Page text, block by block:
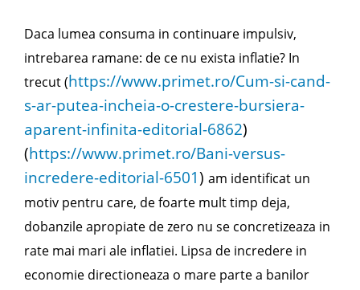
Daca lumea consuma in continuare impulsiv,
intrebarea ramane: de ce nu exista inflatie? In
trecut (https://www.primet.ro/Cum-si-cand-
s-ar-putea-incheia-o-crestere-bursiera-
aparent-infinita-editorial-6862)
(https://www.primet.ro/Bani-versus-
incredere-editorial-6501) am identificat un
motiv pentru care, de foarte mult timp deja,
dobanzile apropiate de zero nu se concretizeaza in
rate mai mari ale inflatiei. Lipsa de incredere in
economie directioneaza o mare parte a banilor